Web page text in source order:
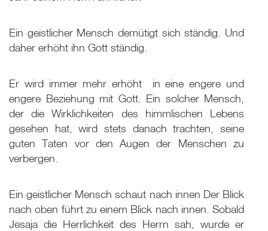
Ein geistlicher Mensch demütigt sich ständig. Und
daher erhöht ihn Gott ständig.
Er wird immer mehr erhöht ­ in eine engere und
engere Beziehung mit Gott. Ein solcher Mensch,
der die Wirklichkeiten des himmlischen Lebens
gesehen hat, wird stets danach trachten, seine
guten Taten vor den Augen der Menschen zu
verbergen.
Ein geistlicher Mensch schaut nach innen Der Blick
nach oben führt zu einem Blick nach innen. Sobald
Jesaja die Herrlichkeit des Herrn sah, wurde er